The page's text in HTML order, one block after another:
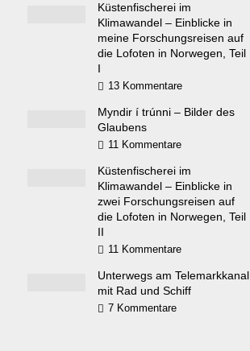
Küstenfischerei im
Klimawandel – Einblicke in
meine Forschungsreisen auf
die Lofoten in Norwegen, Teil
I
13 Kommentare
Myndir í trúnni – Bilder des
Glaubens
11 Kommentare
Küstenfischerei im
Klimawandel – Einblicke in
zwei Forschungsreisen auf
die Lofoten in Norwegen, Teil
II
11 Kommentare
Unterwegs am Telemarkkanal
mit Rad und Schiff
7 Kommentare